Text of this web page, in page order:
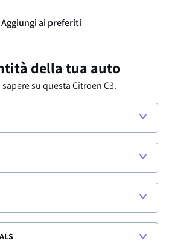
Aggiungi ai preferiti
della tua auto
su questaCitroen C3.